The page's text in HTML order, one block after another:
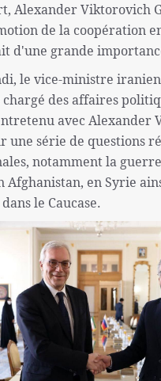
Alexander Viktorovich
de la coopération
d'une grande
le vice-ministre
des affaires
avec Alexander
une série de questions
notamment la
Afghanistan, en Syrie
le Caucase.